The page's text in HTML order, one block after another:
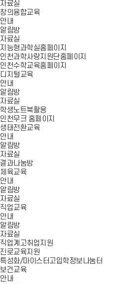
자료실
창의융합교육
안내
알림방
자료실
지능형과학실홈페이지
인천과학사랑지원단홈페이지
인천수학교육홈페이지
디지털교육
안내
알림방
자료실
학생노트북활용
인천무크 홈페이지
생태전환교육
안내
알림방
자료실
결과나눔방
체육교육
안내
알림방
자료실
직업교육
안내
알림방
자료실
직업계고취업지원
진로교육지원
특성화/마이스터고입학정보나눔터
보건교육
안내